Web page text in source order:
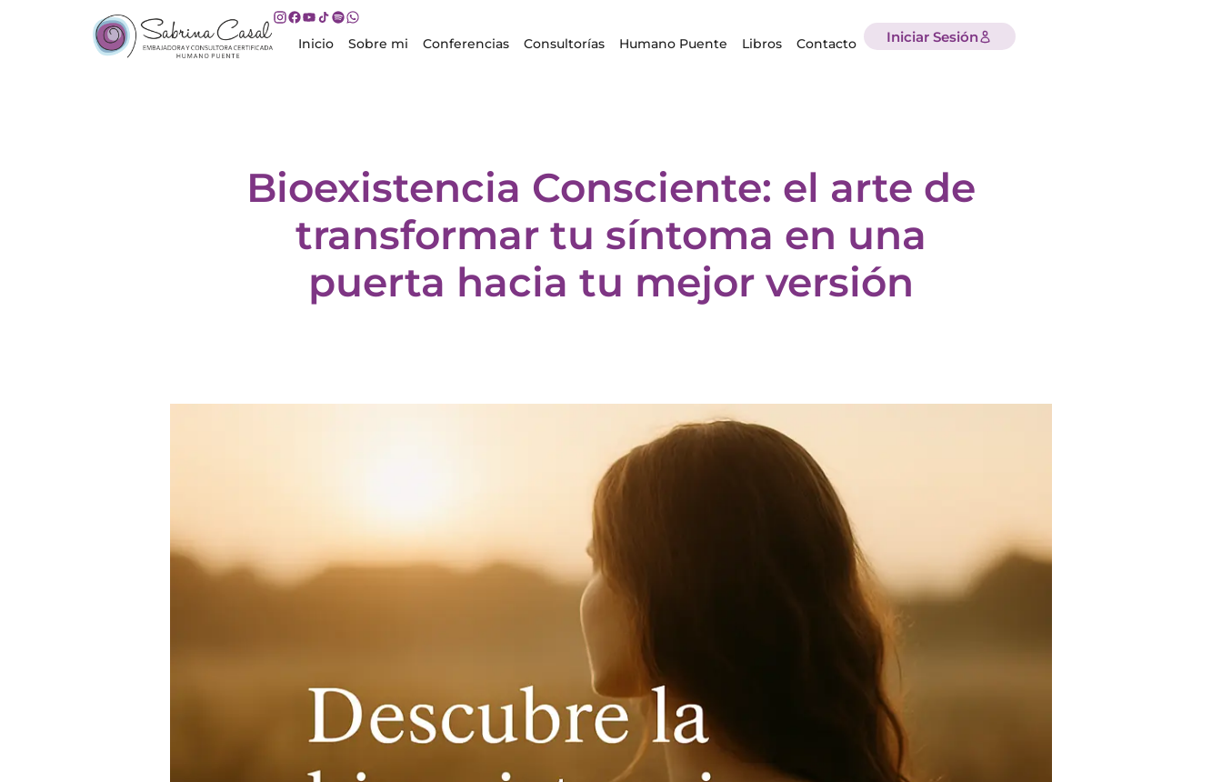
Inicio Sobre mi Conferencias Consultorías Humano Puente Libros Contacto Iniciar Sesión
Bioexistencia Consciente: el arte de
transformar tu síntoma en una
puerta hacia tu mejor versión